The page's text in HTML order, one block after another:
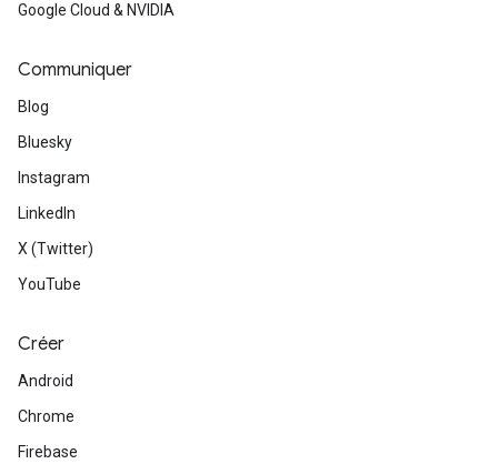
Google Cloud & NVIDIA
Communiquer
Blog
Bluesky
Instagram
LinkedIn
X (Twitter)
YouTube
Créer
Android
Chrome
Firebase